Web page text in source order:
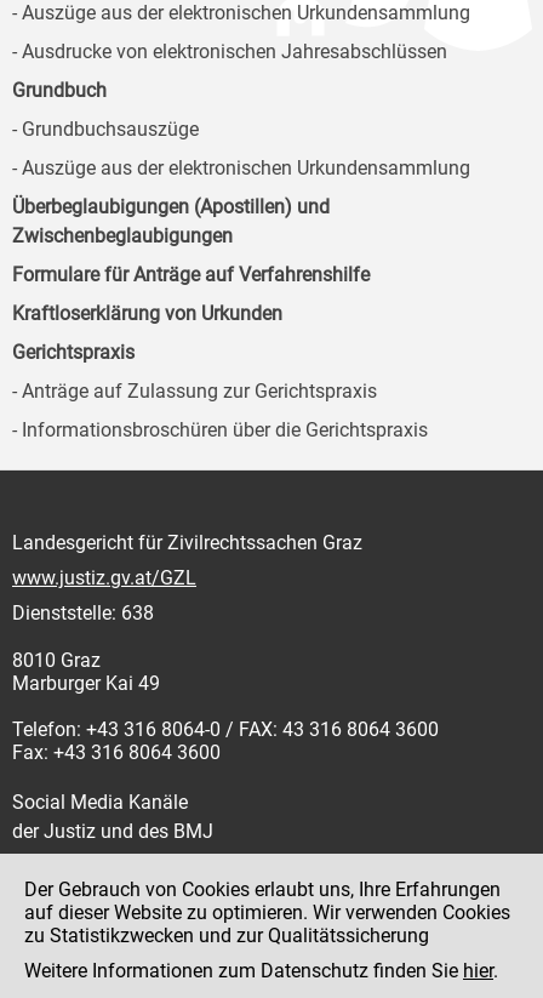
- Auszüge aus der elektronischen Urkundensammlung
- Ausdrucke von elektronischen Jahresabschlüssen
Grundbuch
- Grundbuchsauszüge
- Auszüge aus der elektronischen Urkundensammlung
Überbeglaubigungen (Apostillen) und
Zwischenbeglaubigungen
Formulare für Anträge auf Verfahrenshilfe
Kraftloserklärung von Urkunden
Gerichtspraxis
- Anträge auf Zulassung zur Gerichtspraxis
- Informationsbroschüren über die Gerichtspraxis
Landesgericht für Zivilrechtssachen Graz
www.justiz.gv.at/GZL
Dienststelle: 638
8010 Graz
Marburger Kai 49
Telefon: +43 316 8064-0 / FAX: 43 316 8064 3600
Fax: +43 316 8064 3600
Social Media Kanäle
der Justiz und des BMJ
Impressum
Datenschutz
Der Gebrauch von Cookies erlaubt uns, Ihre Erfahrungen
auf dieser Website zu optimieren. Wir verwenden Cookies
zu Statistikzwecken und zur Qualitätssicherung
Weitere Informationen zum Datenschutz finden Sie hier.